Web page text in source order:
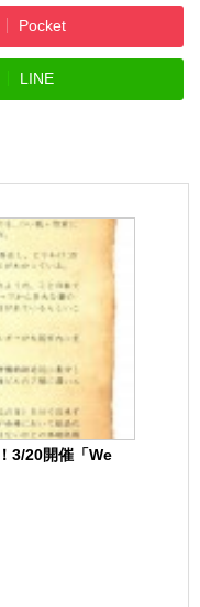
Pocket
LINE
3/20開催「We